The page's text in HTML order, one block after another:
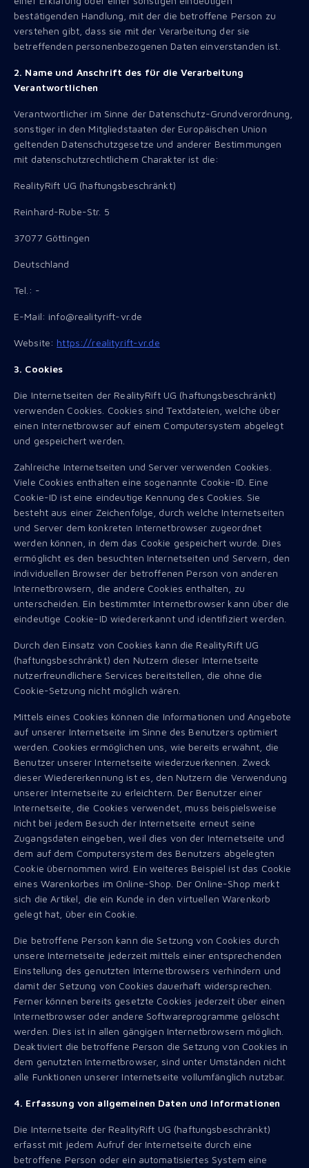
bestätigenden Handlung, mit der die betroffene Person zu
verstehen gibt, dass sie mit der Verarbeitung der sie
betreffenden personenbezogenen Daten einverstanden ist.
2. Name und Anschrift des für die Verarbeitung
Verantwortlichen
Verantwortlicher im Sinne der Datenschutz-Grundverordnung,
sonstiger in den Mitgliedstaaten der Europäischen Union
geltenden Datenschutzgesetze und anderer Bestimmungen
mit datenschutzrechtlichem Charakter ist die:
RealityRift UG (haftungsbeschränkt)
Reinhard-Rube-Str. 5
37077 Göttingen
Deutschland
Tel.: -
E-Mail: info@realityrift-vr.de
Website: https://realityrift-vr.de
3. Cookies
Die Internetseiten der RealityRift UG (haftungsbeschränkt)
verwenden Cookies. Cookies sind Textdateien, welche über
einen Internetbrowser auf einem Computersystem abgelegt
und gespeichert werden.
Zahlreiche Internetseiten und Server verwenden Cookies.
Viele Cookies enthalten eine sogenannte Cookie-ID. Eine
Cookie-ID ist eine eindeutige Kennung des Cookies. Sie
besteht aus einer Zeichenfolge, durch welche Internetseiten
und Server dem konkreten Internetbrowser zugeordnet
werden können, in dem das Cookie gespeichert wurde. Dies
ermöglicht es den besuchten Internetseiten und Servern, den
individuellen Browser der betroffenen Person von anderen
Internetbrowsern, die andere Cookies enthalten, zu
unterscheiden. Ein bestimmter Internetbrowser kann über die
eindeutige Cookie-ID wiedererkannt und identifiziert werden.
Durch den Einsatz von Cookies kann die RealityRift UG
(haftungsbeschränkt) den Nutzern dieser Internetseite
nutzerfreundlichere Services bereitstellen, die ohne die
Cookie-Setzung nicht möglich wären.
Mittels eines Cookies können die Informationen und Angebote
auf unserer Internetseite im Sinne des Benutzers optimiert
werden. Cookies ermöglichen uns, wie bereits erwähnt, die
Benutzer unserer Internetseite wiederzuerkennen. Zweck
dieser Wiedererkennung ist es, den Nutzern die Verwendung
unserer Internetseite zu erleichtern. Der Benutzer einer
Internetseite, die Cookies verwendet, muss beispielsweise
nicht bei jedem Besuch der Internetseite erneut seine
Zugangsdaten eingeben, weil dies von der Internetseite und
dem auf dem Computersystem des Benutzers abgelegten
Cookie übernommen wird. Ein weiteres Beispiel ist das Cookie
eines Warenkorbes im Online-Shop. Der Online-Shop merkt
sich die Artikel, die ein Kunde in den virtuellen Warenkorb
gelegt hat, über ein Cookie.
Die betroffene Person kann die Setzung von Cookies durch
unsere Internetseite jederzeit mittels einer entsprechenden
Einstellung des genutzten Internetbrowsers verhindern und
damit der Setzung von Cookies dauerhaft widersprechen.
Ferner können bereits gesetzte Cookies jederzeit über einen
Internetbrowser oder andere Softwareprogramme gelöscht
werden. Dies ist in allen gängigen Internetbrowsern möglich.
Deaktiviert die betroffene Person die Setzung von Cookies in
dem genutzten Internetbrowser, sind unter Umständen nicht
alle Funktionen unserer Internetseite vollumfänglich nutzbar.
4. Erfassung von allgemeinen Daten und Informationen
Die Internetseite der RealityRift UG (haftungsbeschränkt)
erfasst mit jedem Aufruf der Internetseite durch eine
betroffene Person oder ein automatisiertes System eine